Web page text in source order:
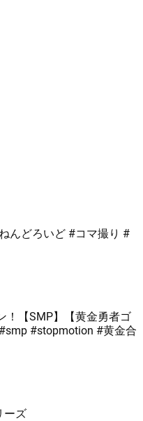
んどろいど #コマ撮り #
！【SMP】【黄金勇者ゴ
#stopmotion #黄金合
ーズ